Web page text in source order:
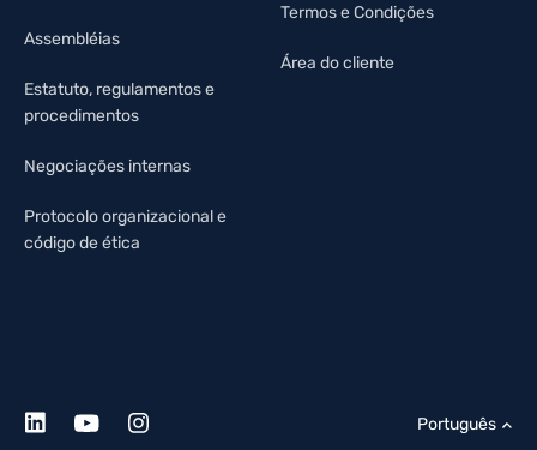
Assembléias
Estatuto, regulamentos e
procedimentos
Negociações internas
Protocolo organizacional e
código de ética
Termos e Condições
Área do cliente
Português